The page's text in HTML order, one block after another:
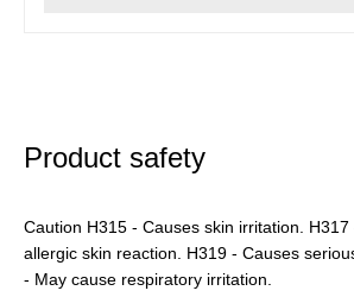
Product safety
Caution H315 - Causes skin irritation.
allergic skin reaction. H319 - Causes
- May cause respiratory irritation.